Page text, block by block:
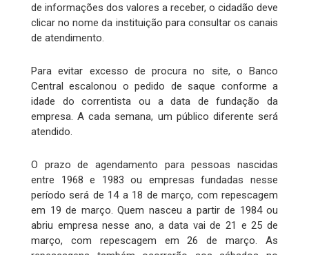
de informações dos valores a receber, o cidadão deve
clicar no nome da instituição para consultar os canais
de atendimento.
Para evitar excesso de procura no site, o Banco
Central escalonou o pedido de saque conforme a
idade do correntista ou a data de fundação da
empresa. A cada semana, um público diferente será
atendido.
O prazo de agendamento para pessoas nascidas
entre 1968 e 1983 ou empresas fundadas nesse
período será de 14 a 18 de março, com repescagem
em 19 de março. Quem nasceu a partir de 1984 ou
abriu empresa nesse ano, a data vai de 21 e 25 de
março, com repescagem em 26 de março. As